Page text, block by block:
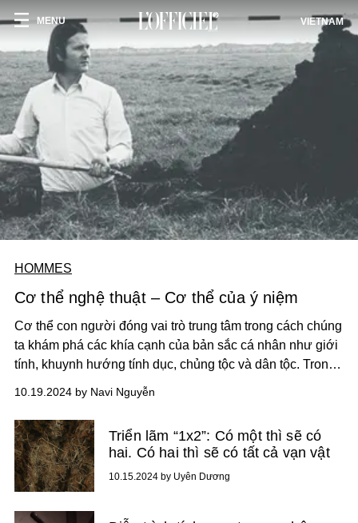
MENU VIETNAM
HOMMES
Cơ thể nghệ thuật – Cơ thể của ý niệm
Cơ thể con người đóng vai trò trung tâm trong cách chúng
ta khám phá các khía cạnh của bản sắc cá nhân như giới
tính, khuynh hướng tính dục, chủng tộc và dân tộc. Trong
nghệ thuật, cơ thể chúng ta đã truyền cảm hứng cho các
nghệ sĩ qua nhiều thời đại, theo truyền thống, cơ thể
thường được sử dụng để khám phá tính ẩn dụ về vẻ đẹp
con người.
10.19.2024 by Navi Nguyễn
Triển lãm “1x2”: Có một thì sẽ có
hai. Có hai thì sẽ có tất cả vạn vật
10.15.2024 by Uyên Dương